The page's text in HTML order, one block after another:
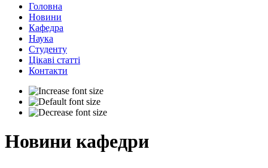
Головна
Новини
Кафедра
Наука
Студенту
Цікаві статті
Контакти
Новини кафедри